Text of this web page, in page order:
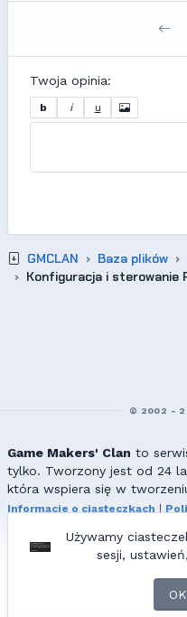
Twoja opinia:
b i u
GMCLAN Baza plików
Konfiguracja i sterowanie
Używamy
sesji,
© 2002 -
Game Makers' Clan to
tylko. Tworzony jest od 24
która wspiera się w
Informacje o ciasteczkach
Wszelkie prawa zastrzeżone.
redakcji zabronione!